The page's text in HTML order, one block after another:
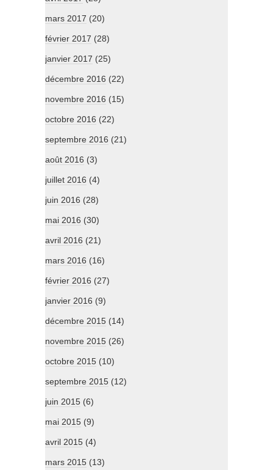
mars 2017 (20)
février 2017 (28)
janvier 2017 (25)
décembre 2016 (22)
novembre 2016 (15)
octobre 2016 (22)
septembre 2016 (21)
août 2016 (3)
juillet 2016 (4)
juin 2016 (28)
mai 2016 (30)
avril 2016 (21)
mars 2016 (16)
février 2016 (27)
janvier 2016 (9)
décembre 2015 (14)
novembre 2015 (26)
octobre 2015 (10)
septembre 2015 (12)
juin 2015 (6)
mai 2015 (9)
avril 2015 (4)
mars 2015 (13)